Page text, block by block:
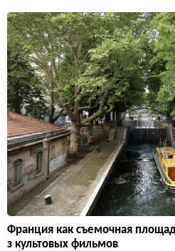
Франция как съемочная
з культовых фильмов